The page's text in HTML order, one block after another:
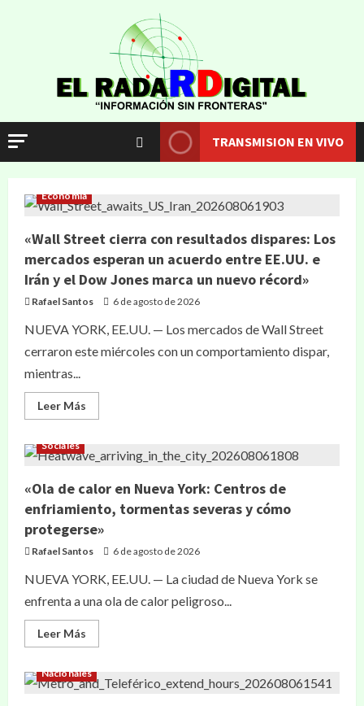
TRANSMISION EN VIVO
Economía
«Wall Street cierra con resultados dispares: Los
mercados esperan un acuerdo entre EE.UU. e
Irán y el Dow Jones marca un nuevo récord»
Rafael Santos 6 de agosto de 2026
NUEVA YORK, EE.UU. — Los mercados de Wall Street
cerraron este miércoles con un comportamiento dispar,
mientras...
Leer Más
Sociales
«Ola de calor en Nueva York: Centros de
enfriamiento, tormentas severas y cómo
protegerse»
Rafael Santos 6 de agosto de 2026
NUEVA YORK, EE.UU. — La ciudad de Nueva York se
enfrenta a una ola de calor peligroso...
Leer Más
Nacionales